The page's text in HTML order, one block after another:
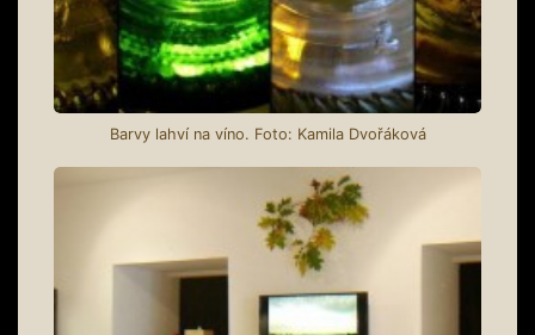
Barvy lahví na víno. Foto: Kamila Dvořáková